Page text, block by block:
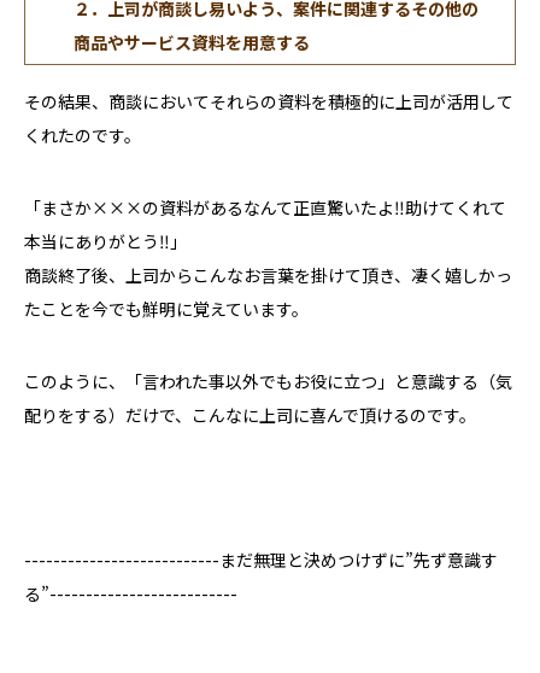
２．上司が商談し易いよう、案件に関連するその他の
商品やサービス資料を用意する
その結果、商談においてそれらの資料を積極的に上司が活用して
くれたのです。
「まさか×××の資料があるなんて正直驚いたよ‼助けてくれて
本当にありがとう‼」
商談終了後、上司からこんなお言葉を掛けて頂き、凄く嬉しかっ
たことを今でも鮮明に覚えています。
このように、「言われた事以外でもお役に立つ」と意識する（気
配りをする）だけで、こんなに上司に喜んで頂けるのです。
---------------------------まだ無理と決めつけずに”先ず意識す
る”--------------------------